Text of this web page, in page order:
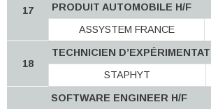
17
PRODUIT AUTOMOBILE H/F
ASSYSTEM FRANCE
18
TECHNICIEN
STAPHYT
SOFTWARE ENGINEER H/F